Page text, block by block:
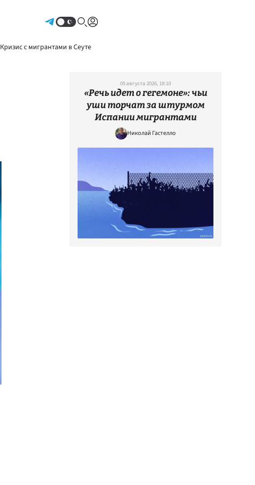
Кризис с мигрантами в Сеуте
05 августа 2026, 18:10
«Речь идет о гегемоне»: чьи
уши торчат за штурмом
Испании мигрантами
Николай Гастелло